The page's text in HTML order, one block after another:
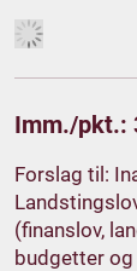
Imm./pkt.:
Forslag til:
(finanslov,
budgetter